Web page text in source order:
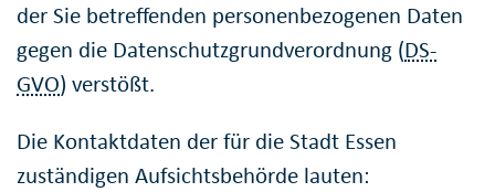
der Sie betreffenden personenbezogenen Daten
gegen die Datenschutzgrundverordnung (DS-
GVO) verstößt.
Die Kontaktdaten der für die Stadt Essen
zuständigen Aufsichtsbehörde lauten: